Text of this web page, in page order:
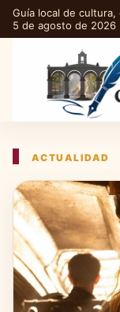
Guía local de
5 de agosto de 2026
ACTUALIDAD